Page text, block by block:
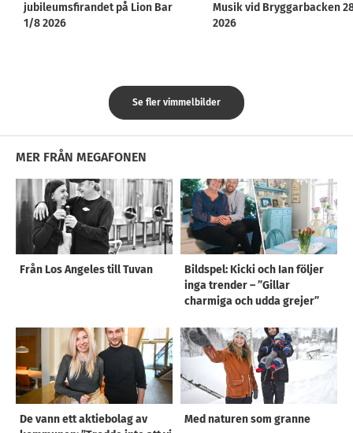
jubileumsfirandet på Lion Bar
1/8 2026
Musik vid Bryggarbacken
2026
Se fler vimmelbilder
MER FRÅN MEGAFONEN
Från Los Angeles till Tuvan
Bildspel: Kicki och Ian följer
inga trender – ”Gillar
charmiga och udda grejer”
De vann ett aktiebolag av
Med naturen som granne